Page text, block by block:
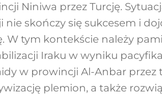
Niniwa przez Turcję.
nie skończy się sukcesem i
W tym kontekście należy
Iraku w wyniku
w prowincji Al-Anbar przez
plemion, a także